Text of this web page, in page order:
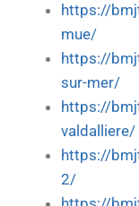
https://
mue/
https://
sur-mer/
https://
valdalliere/
https://
2/